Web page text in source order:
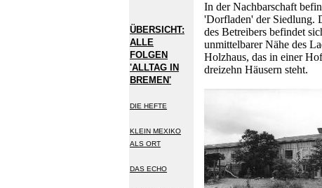
ÜBERSICHT:
ALLE
FOLGEN
'ALLTAG IN
BREMEN'
DIE HEFTE
KLEIN MEXIKO
ALS ORT
DAS ECHO
In der Nachbarschaft
'Dorfladen' der Siedlung.
des Betreibers befindet
unmittelbarer Nähe des
Holzhaus, das in einer
dreizehn Häusern steht.